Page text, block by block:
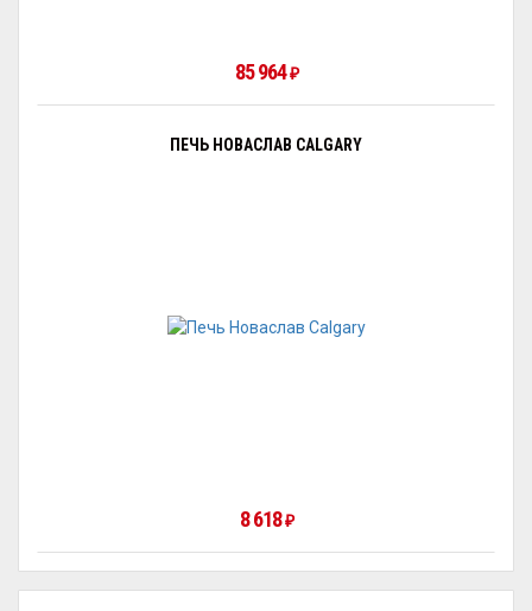
85 964 ₽
ПЕЧЬ НОВАСЛАВ CALGARY
8 618 ₽